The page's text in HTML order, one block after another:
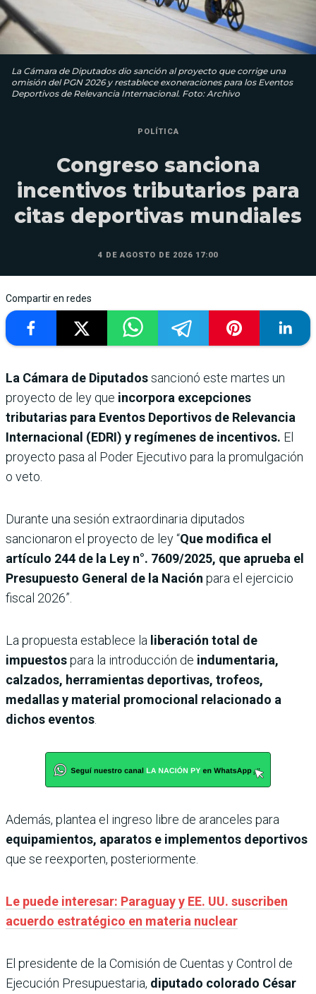
La Cámara de Diputados dio sanción al proyecto que corrige una
omisión del PGN 2026 y restablece exoneraciones para los Eventos
Deportivos de Relevancia Internacional. Foto: Archivo
POLÍTICA
Congreso sanciona
incentivos tributarios para
citas deportivas mundiales
4 DE AGOSTO DE 2026 17:00
Compartir en redes
La Cámara de Diputadossancionó este martes un
proyecto de ley que incorpora excepciones
tributarias para Eventos Deportivos de Relevancia
Internacional (EDRI) y regímenes de incentivos. El
proyecto pasa al Poder Ejecutivo para la promulgación
o veto.
Durante una sesión extraordinaria diputados
sancionaron el proyecto de ley “Que modifica el
artículo 244 de la Ley n°. 7609/2025, que aprueba el
Presupuesto General de la Nación para el ejercicio
fiscal 2026”.
La propuesta establece la liberación total de
impuestospara la introducción de indumentaria,
calzados, herramientas deportivas, trofeos,
medallas y material promocional relacionado a
dichos eventos
Además, plantea el ingreso libre de aranceles para
equipamientos, aparatos e implementos deportivos
que se reexporten, posteriormente.
Le puede interesar: Paraguay y EE. UU. suscriben
acuerdo estratégico en materia nuclear
El presidente de la Comisión de Cuentas y Control de
Ejecución Presupuestaria, diputado colorado César